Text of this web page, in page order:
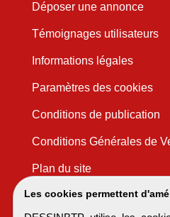
Les cookies permettent
Déposer une annonce
Témoignages utilisateurs
Informations légales
Paramètres des cookies
Conditions de publication
Conditions Générales de
Plan du site